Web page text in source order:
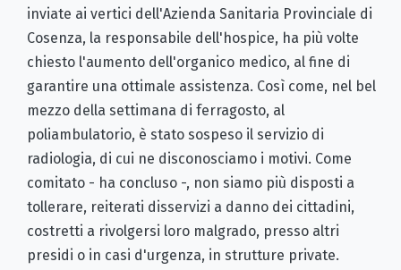
inviate ai vertici dell'Azienda Sanitaria Provinciale di
Cosenza, la responsabile dell'hospice, ha più volte
chiesto l'aumento dell'organico medico, al fine di
garantire una ottimale assistenza. Così come, nel bel
mezzo della settimana di ferragosto, al
poliambulatorio, è stato sospeso il servizio di
radiologia, di cui ne disconosciamo i motivi. Come
comitato - ha concluso -, non siamo più disposti a
tollerare, reiterati disservizi a danno dei cittadini,
costretti a rivolgersi loro malgrado, presso altri
presidi o in casi d'urgenza, in strutture private.